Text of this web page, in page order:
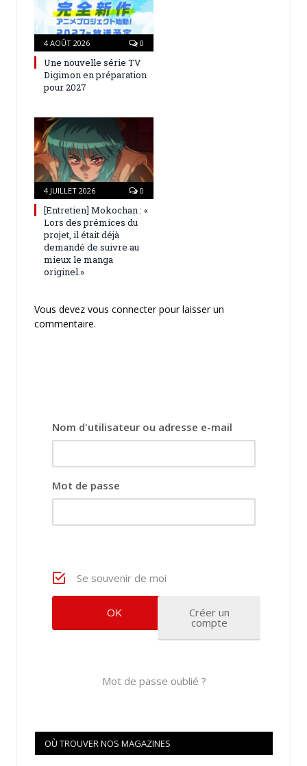
4 AOÛT 2026 0
Une nouvelle série TV
Digimon en préparation
pour 2027
4 JUILLET 2026 0
[Entretien] Mokochan : «
Lors des prémices du
projet, il était déjà
demandé de suivre au
mieux le manga
originel.»
Vous devez vous connecterpour laisser un
commentaire.
Nom d'utilisateur ou adresse e-mail
Mot de passe
Se souvenir de moi
Créer un
compte
Mot de passe oublié ?
OÙ TROUVER NOS MAGAZINES